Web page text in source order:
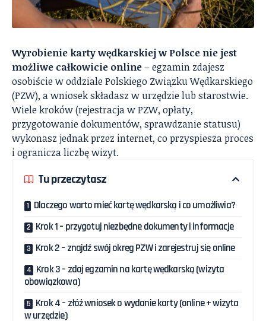
Wyrobienie karty wędkarskiej w Polsce nie jest
możliwe całkowicie online– egzamin zdajesz
osobiście w oddziale Polskiego Związku Wędkarskiego
(PZW), a wniosek składasz w urzędzie lub starostwie.
Wiele kroków (rejestracja w PZW, opłaty,
przygotowanie dokumentów, sprawdzanie statusu)
wykonasz jednak przez internet, co przyspiesza proces
i ogranicza liczbę wizyt.
Tu przeczytasz
Dlaczego warto mieć kartę wędkarską i co umożliwia?
Krok 1 – przygotuj niezbędne dokumenty i informacje
Krok 2 – znajdź swój okręg PZW i zarejestruj się online
Krok 3 – zdaj egzamin na kartę wędkarską (wizyta
obowiązkowa)
Krok 4 – złóż wniosek o wydanie karty (online + wizyta
w urzędzie)